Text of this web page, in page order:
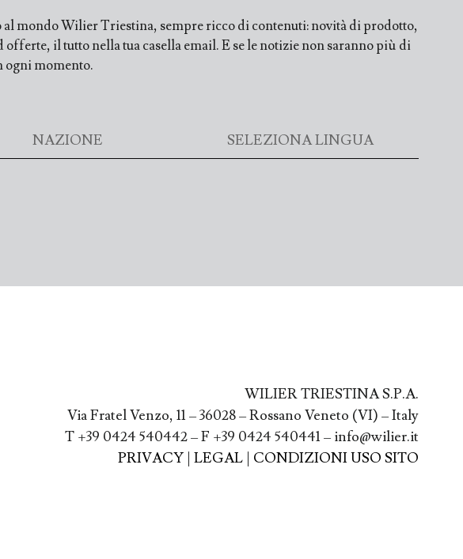
mondo Wilier Triestina, sempre ricco di contenuti: novità di prodotto,
il tutto nella tua casella email. E se le notizie non saranno più di
ogni momento.
WILIER TRIESTINA S.P.A.
Via Fratel Venzo, 11 – 36028 – Rossano Veneto (VI) – Italy
T +39 0424 540442 – F +39 0424 540441 – info@wilier.it
PRIVACY| LEGAL| CONDIZIONI USO SITO